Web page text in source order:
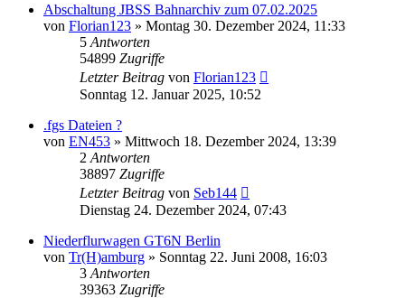
Abschaltung JBSS Bahnarchiv zum 07.02.2025
von Florian123 » Montag 30. Dezember 2024, 11:33
5 Antworten
54899 Zugriffe
Letzter Beitrag von Florian123
Sonntag 12. Januar 2025, 10:52
.fgs Dateien ?
von EN453 » Mittwoch 18. Dezember 2024, 13:39
2 Antworten
38897 Zugriffe
Letzter Beitrag von Seb144
Dienstag 24. Dezember 2024, 07:43
Niederflurwagen GT6N Berlin
von Tr(H)amburg » Sonntag 22. Juni 2008, 16:03
3 Antworten
39363 Zugriffe